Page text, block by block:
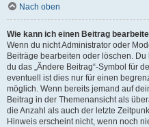
Nach oben
Wie kann ich einen Beitrag
Wenn du nicht Administrator oder
Beiträge bearbeiten oder löschen.
du das „Ändere Beitrag“-Symbol für
eventuell ist dies nur für einen
möglich. Wenn bereits jemand auf
Beitrag in der Themenansicht als
die Anzahl als auch der letzte
Hinweis erscheint nicht, wenn noch